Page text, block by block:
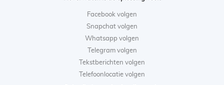
Facebook volgen
Snapchat volgen
Whatsapp volgen
Telegram volgen
Tekstberichten volgen
Telefoonlocatie volgen